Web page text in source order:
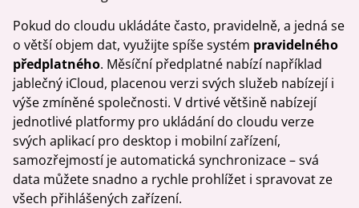
Pokud do cloudu ukládáte často, pravidelně, a jedná se
o větší objem dat, využijte spíše systém pravidelného
předplatného. Měsíční předplatné nabízí například
jablečný iCloud, placenou verzi svých služeb nabízejí i
výše zmíněné společnosti. V drtivé většině nabízejí
jednotlivé platformy pro ukládání do cloudu verze
svých aplikací pro desktop i mobilní zařízení,
samozřejmostí je automatická synchronizace – svá
data můžete snadno a rychle prohlížet i spravovat ze
všech přihlášených zařízení.